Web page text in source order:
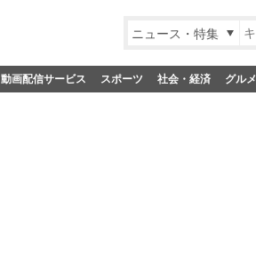
ニュース・特集
動画配信サービス スポーツ 社会・経済 グルメ